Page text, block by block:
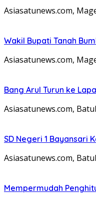
Asiasatunews.com,
Wakil Bupati Tanah
Asiasatunews.com,
Bang Arul Turun ke
Asiasatunews.com,
SD Negeri 1 Bayansari
Asiasatunews.com,
Mempermudah